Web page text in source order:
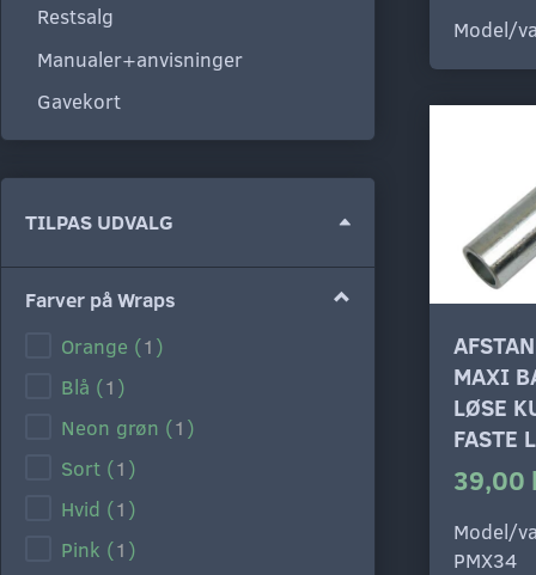
Restsalg
Manualer+anvisninger
Gavekort
TILPAS UDVALG
Farver på Wraps
Orange (1 )
Blå (1 )
Neon grøn (1 )
Sort (1 )
Hvid (1 )
Pink (1 )
Model/
MAXI
LØSE
FASTE
39,00
Model/
PMX34